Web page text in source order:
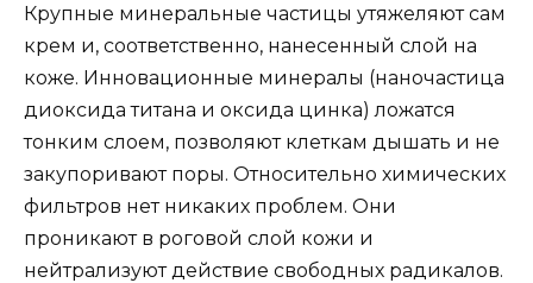
Крупные минеральные частицы утяжеляют сам
крем и, соответственно, нанесенный слой на
коже. Инновационные минералы (наночастица
диоксида титана и оксида цинка) ложатся
тонким слоем, позволяют клеткам дышать и не
закупоривают поры. Относительно химических
фильтров нет никаких проблем. Они
проникают в роговой слой кожи и
нейтрализуют действие свободных радикалов.